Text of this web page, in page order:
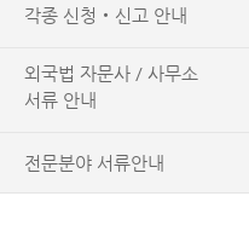
각종 신청‧신고 안내
외국법 자문사 / 사무소
서류 안내
전문분야 서류안내